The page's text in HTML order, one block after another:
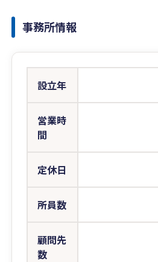
事務所情報
設立年
営業時
間
定休日
所員数
顧問先
数